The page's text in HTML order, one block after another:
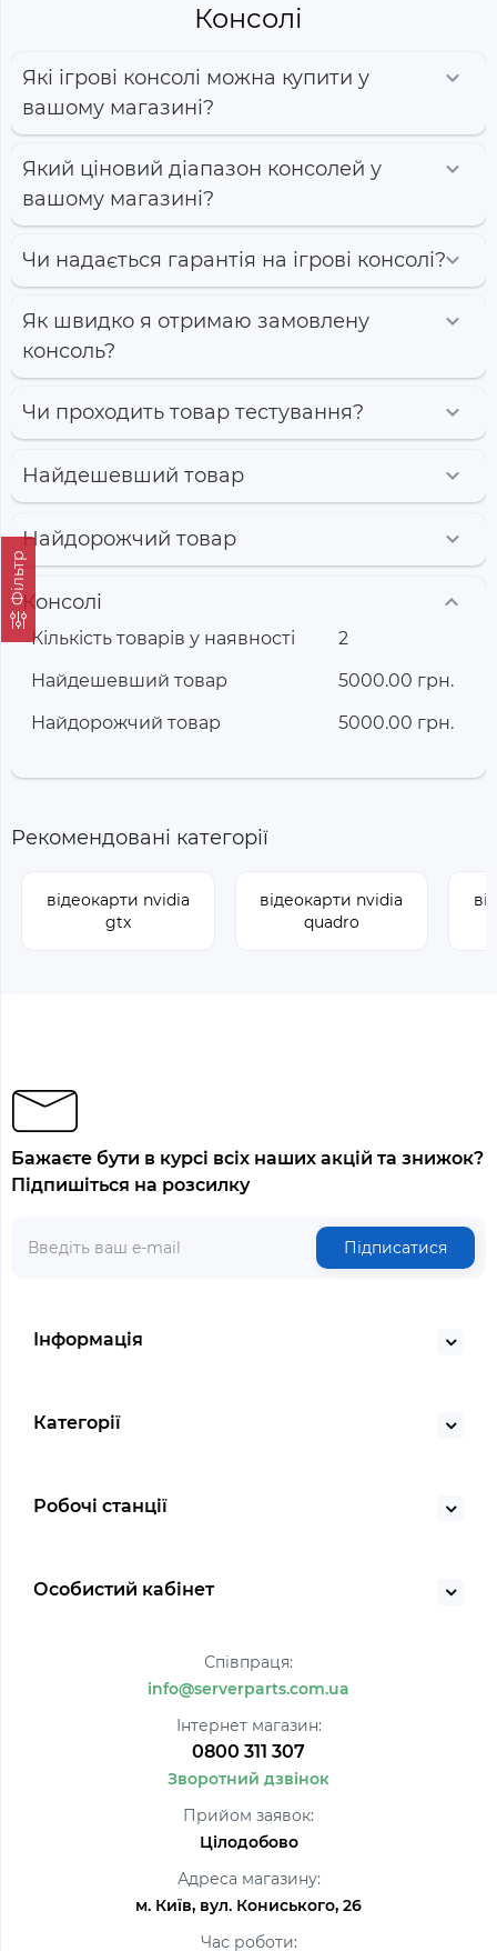
Фільтр
Консолі
Які ігрові консолі можна купити у
вашому магазині?
Який ціновий діапазон консолей у
вашому магазині?
Чи надається гарантія на ігрові консолі?
Як швидко я отримаю замовлену
консоль?
Чи проходить товар тестування?
Найдешевший товар
Найдорожчий товар
Консолі
Кількість товарів у наявності
2
Найдешевший товар
5000.00 грн.
Найдорожчий товар
5000.00 грн.
Рекомендовані категорії
відеокарти nvidia
gtx
відеокарти nvidia
quadro
Бажаєте бути в курсі всіх наших акцій та знижок?
Підпишіться на розсилку
Підписатися
Інформація
Категорії
Робочі станції
Особистий кабінет
Співпраця:
info@serverparts.com.ua
Інтернет магазин:
0800 311 307
Зворотний дзвінок
Прийом заявок:
Цілодобово
Адреса магазину:
м. Київ, вул. Кониського, 26
Час роботи: